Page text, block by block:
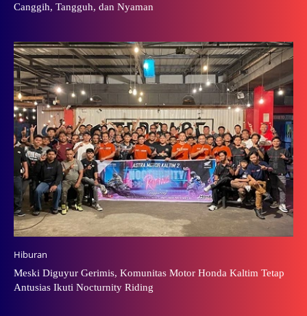
Canggih, Tangguh, dan Nyaman
Hiburan
Meski Diguyur Gerimis, Komunitas Motor Honda Kaltim Tetap
Antusias Ikuti Nocturnity Riding